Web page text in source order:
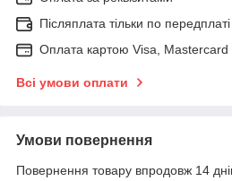
Післяплата тільки по
Оплата картою Visa, Mastercard
Всі умови оплати
Умови повернення
Повернення товару впродовж 14